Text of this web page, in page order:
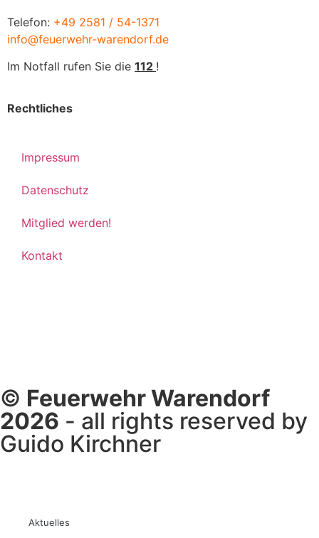
Telefon: +49 2581 / 54-1371
info@feuerwehr-warendorf.de
Im Notfall rufen Sie die 112 !
Rechtliches
Impressum
Datenschutz
Mitglied werden!
Kontakt
© Feuerwehr Warendorf
2026 - all rights reserved by
Guido Kirchner
Aktuelles